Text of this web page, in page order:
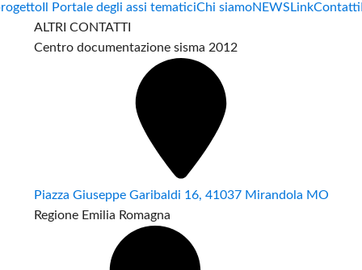
Il Portale degli assi tematiciChi siamoNEWS LinkContatti
ALTRI CONTATTI
Centro documentazione sisma 2012
Piazza Giuseppe Garibaldi 16, 41037 Mirandola MO
Regione Emilia Romagna